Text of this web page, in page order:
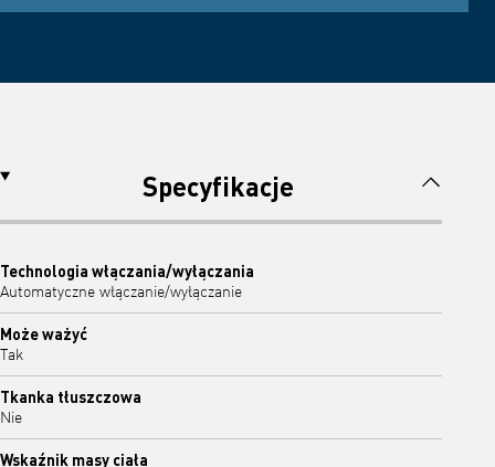
Specyfikacje
Technologia włączania/wyłączania
Automatyczne włączanie/wyłączanie
Może ważyć
Tak
Tkanka tłuszczowa
Nie
Wskaźnik masy ciała